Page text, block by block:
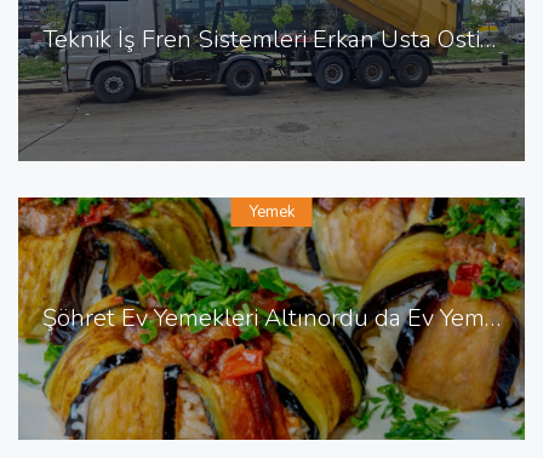
Teknik İş Fren Sistemleri Erkan Usta Ostim de Fren Tamiri
Şöhret Ev Yemekleri Altınordu da Ev Yemekleri
Yemek